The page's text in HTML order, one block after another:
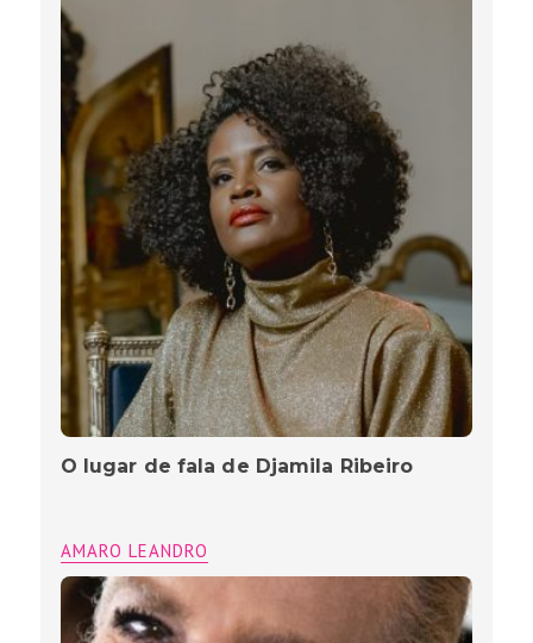
O lugar de fala de Djamila Ribeiro
AMARO LEANDRO